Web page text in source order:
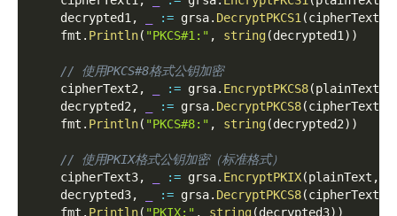
    decrypted1
, := grsa. DecryptPKCS1(cipherText1
    fmt
. Println( "PKCS#1:" , string(decrypted1) )
// 使用PKCS#8格式公钥加密
    cipherText2
, := grsa. EncryptPKCS8(plainText
    decrypted2
, := grsa. DecryptPKCS8(cipherText2
    fmt
. Println( "PKCS#8:" , string(decrypted2) )
// 使用PKIX格式公钥加密（标准格式）
    cipherText3
, := grsa. EncryptPKIX(plainText ,
    decrypted3
, := grsa. DecryptPKCS8(cipherText3
    fmt
. Println( "PKIX:" , string(decrypted3) )